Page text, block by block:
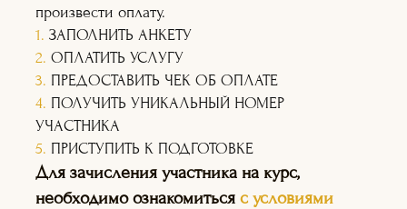
произвести оплату.
1. ЗАПОЛНИТЬ АНКЕТУ
2. ОПЛАТИТЬ УСЛУГУ
3. ПРЕДОСТАВИТЬ ЧЕК ОБ ОПЛАТЕ
4. ПОЛУЧИТЬ УНИКАЛЬНЫЙ НОМЕР
УЧАСТНИКА
5. ПРИСТУПИТЬ К ПОДГОТОВКЕ
Для зачисления участника на курс,
необходимо ознакомиться с условиями